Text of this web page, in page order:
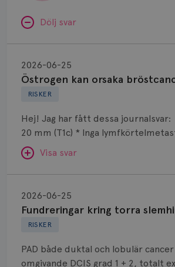
Dölj svar
RISKER
Östrogen kan orsaka
2026-06-25
Hej! Jag har fått dessa
20 mm (T1c) * Inga
Grad 1 * Luminal A-lik * ER- och
negativ * Ingen multifokalitet Det
varför man fortfarande ger
hormonspiral mot
Visa svar
SVAR:
Hej. Riskökningen för bröstcancer
östrogen har genom åren varit
första 5 åren och när man ger
orsaka
bröstcancer?
RISKER
Fundreringar kring torra
2026-06-25
PAD både duktal och lobulär
omgivande DCIS grad 1 + 2, totalt
kring
torra
slemhinnor